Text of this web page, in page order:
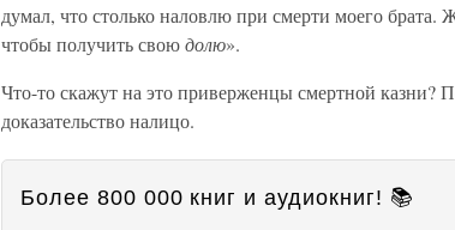
думал, что столько наловлю при смерти моего брата.
чтобы получить своюдолю».
Что-то скажут на это приверженцы смертной казни?
доказательство налицо.
Более 800 000 книг и аудиокниг! 📚